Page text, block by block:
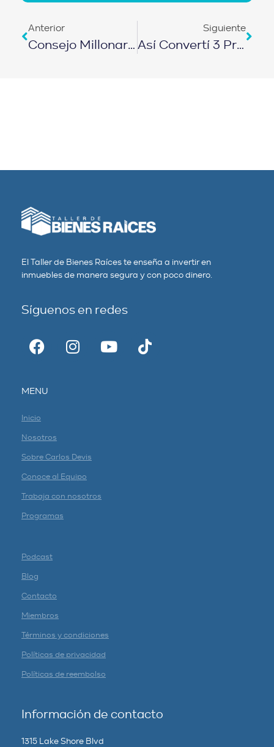
Anterior
Consejo Millonario De Inversión Para Jóvenes | EPISODIO 427
Siguiente
Así Convertí 3 Problemas En 36 Puertas En 10 Meses | EPISODIO 428
El Taller de Bienes Raíces te enseña a invertir en
inmuebles de manera segura y con poco dinero.
Síguenos en redes
MENU
Inicio
Nosotros
Sobre Carlos Devis
Conoce al Equipo
Trabaja con nosotros
Programas
Podcast
Blog
Contacto
Miembros
Términos y condiciones
Políticas de privacidad
Políticas de reembolso
Información de contacto
1315 Lake Shore Blvd